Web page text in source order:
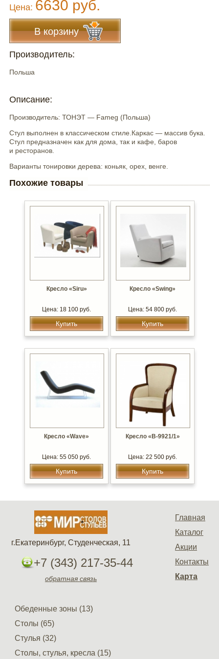
Цена: 6630 руб.
В корзину
Производитель:
Польша
Описание:
Производитель: ТОНЭТ — Fameg (Польша)
Стул выполнен в классическом стиле.Каркас — массив бука.
Стул предназначен как для дома, так и кафе, баров
и ресторанов.
Варианты тонировки дерева: коньяк, орех, венге.
Похожие товары
Кресло «Siru»
Цена: 18 100 руб.
Купить
Кресло «Swing»
Цена: 54 800 руб.
Купить
Кресло «Wave»
Цена: 55 050 руб.
Купить
Кресло «В-9921/1»
Цена: 22 500 руб.
Купить
Главная
Каталог
Акции
Контакты
Карта
г.Екатеринбург, Студенческая, 11
+7 (343) 217-35-44
обратная связь
Обеденные зоны (13)
Столы (65)
Стулья (32)
Столы, стулья, кресла (15)